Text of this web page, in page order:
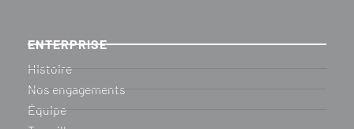
ENTERPRISE
Histoire
Nos engagements
Équipe